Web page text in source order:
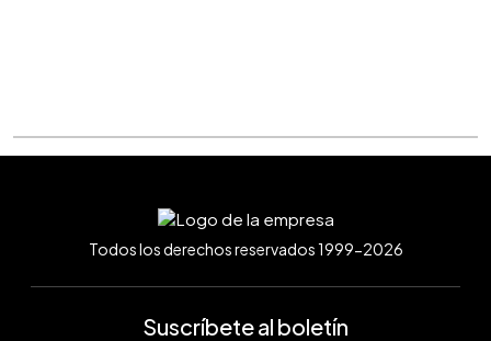
Todos los derechos reservados 1999-2026
Suscríbete al boletín